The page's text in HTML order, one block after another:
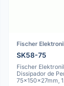
Fischer
SK58-75
Fischer
Dissipador de
75x150x27mm,